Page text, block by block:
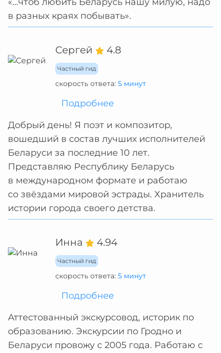
в разных краях побывать».
Сергей 4.8
Частный гид
скорость ответа: 5 минут
Подробнее
Добрый день! Я поэт и композитор,
вошедший в состав лучших исполнителей
Беларуси за последние 10 лет.
Представляю Республику Беларусь
в международном формате и работаю
со звёздами мировой эстрады. Хранитель
истории города своего детства.
Инна 4.94
Частный гид
скорость ответа: 5 минут
Подробнее
Аттестованный экскурсовод, историк по
образованию. Экскурсии по Гродно и
Беларуси провожу с 2005 года. Работаю с